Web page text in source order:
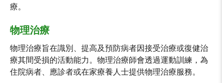
療。
物理治療
物理治療旨在識別、提高及預防病者因接受治療或復健治
療其間受損的活動能力。物理治療師會透過運動訓練，為
住院病者、應診者或在家療養人士提供物理治療服務。